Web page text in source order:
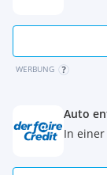
WERBUNG
Auto
In